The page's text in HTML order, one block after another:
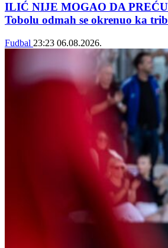
ILIĆ NIJE MOGAO DA
Tobolu odmah se okrenuo ka
Fudbal 23:23 06.08.2026.